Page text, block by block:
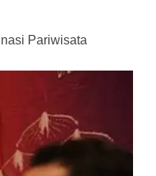
Pariwisata